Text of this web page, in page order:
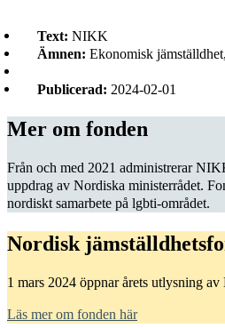
Text: NIKK
Ämnen: Ekonomisk
Publicerad: 2024-02-01
Mer om fonden
Från och med 2021 administrerar
uppdrag av Nordiska ministerrådet.
nordiskt samarbete på lgbti-området.
Nordisk
1 mars 2024 öppnar årets utlysning
Läs mer om fonden här